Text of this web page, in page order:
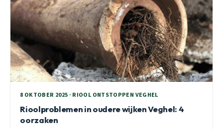
8 OKTOBER 2025 · RIOOL ONTSTOPPEN VEGHEL
Rioolproblemen in oudere wijken Veghel: 4
oorzaken